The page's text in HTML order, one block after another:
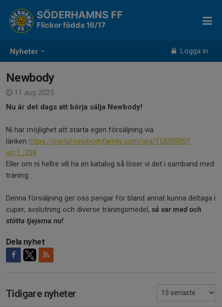
Nyheter Logga in
SÖDERHAMNS FF
Flickor födda 16/17
Newbody
11 aug 2025
Nu är det dags att börja sälja Newbody!
Ni har möjlighet att starta egen försäljning via
länken https://portal.newbodyfamily.com/reg/TGERSRS?
ut=1_208
Eller om ni hellre vill ha en katalog så löser vi det i samband med
träning.
Denna försäljning ger oss pengar för bland annat kunna deltaga i
cuper, avslutning och diverse träningsmedel, så var med och
stötta tjejerna nu!
Dela nyhet
Tidigare nyheter